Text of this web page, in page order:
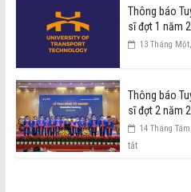
Thông báo
sĩ đợt 1 năm
13 Tháng
Thông báo
sĩ đợt 2 năm
14 Tháng
tắt